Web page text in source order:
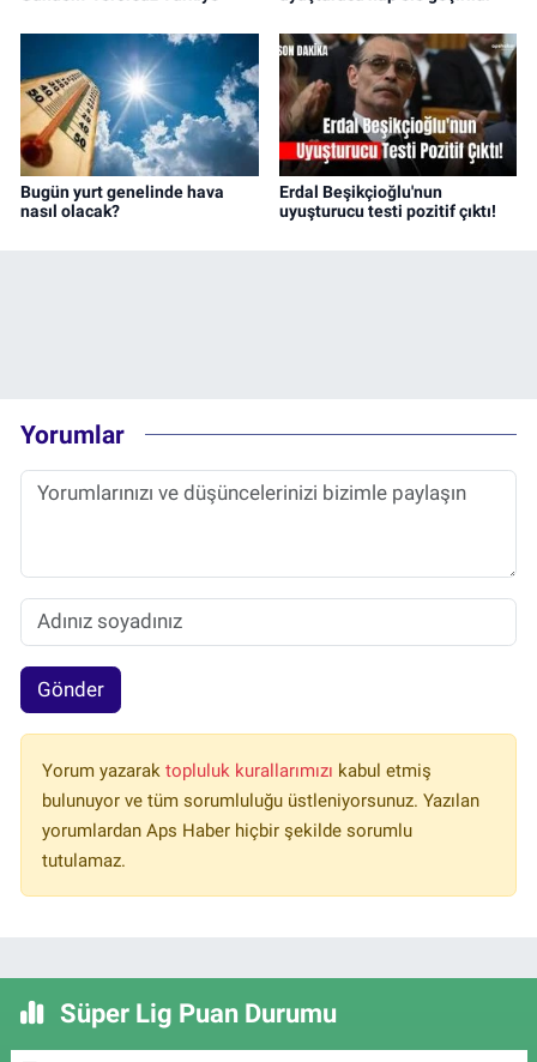
Bugün yurt genelinde hava
nasıl olacak?
Erdal Beşikçioğlu'nun
uyuşturucu testi pozitif çıktı!
Yorumlar
Gönder
Yorum yazarak topluluk kurallarımızı kabul etmiş
bulunuyor ve tüm sorumluluğu üstleniyorsunuz. Yazılan
yorumlardan Aps Haber hiçbir şekilde sorumlu
tutulamaz.
Süper Lig Puan Durumu